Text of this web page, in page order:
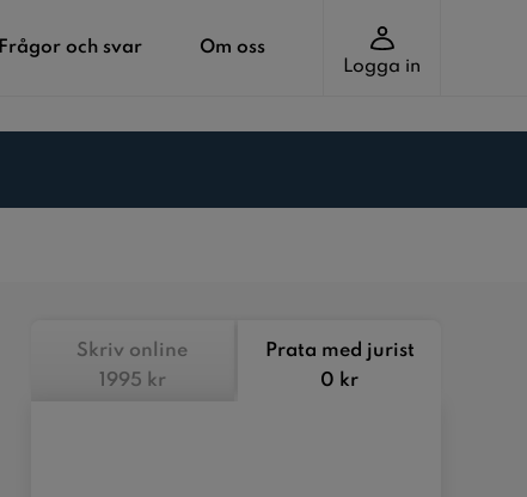
Frågor och svar
Om oss
Logga in
Skriv online
1995 kr
Prata med jurist
0 kr